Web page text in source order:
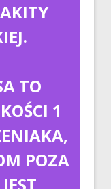
TO
1
POZA